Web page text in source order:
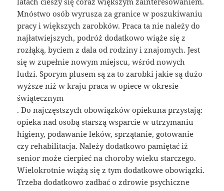
Mnóstwo osób wyrusza za granice w poszukiwaniu
pracy i większych zarobków. Praca ta nie należy do
najłatwiejszych, podróż dodatkowo wiąże się z
rozłąką, byciem z dala od rodziny i znajomych. Jest
się w zupełnie nowym miejscu, wśród nowych
ludzi. Sporym plusem są za to zarobki jakie są dużo
wyższe niż w krajupraca w opiece w okresie
świątecznym
. Do najczęstszych obowiązków opiekuna przystają:
opieka nad osobą starszą wsparcie w utrzymaniu
higieny, podawanie leków, sprzątanie, gotowanie
czy rehabilitacja. Należy dodatkowo pamiętać iż
senior może cierpieć na choroby wieku starczego.
Wielokrotnie wiążą się z tym dodatkowe obowiązki.
Trzeba dodatkowo zadbać o zdrowie psychiczne